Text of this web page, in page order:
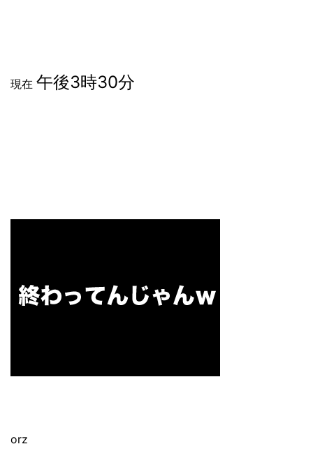
現在 午後3時30分
orz